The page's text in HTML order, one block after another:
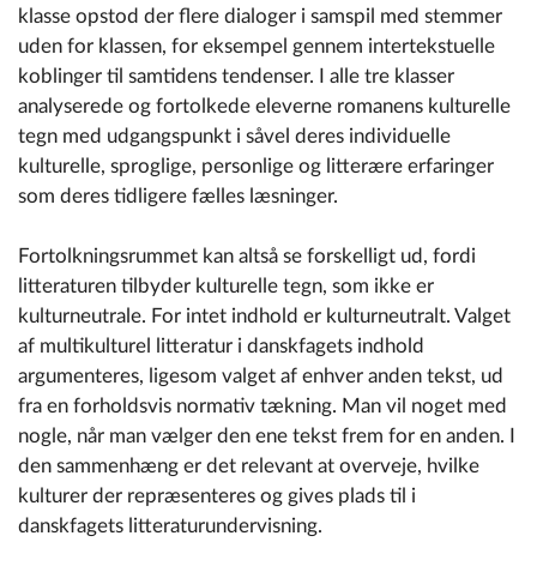
klasse opstod der flere dialoger i samspil med stemmer
uden for klassen, for eksempel gennem intertekstuelle
koblinger til samtidens tendenser. I alle tre klasser
analyserede og fortolkede eleverne romanens kulturelle
tegn med udgangspunkt i såvel deres individuelle
kulturelle, sproglige, personlige og litterære erfaringer
som deres tidligere fælles læsninger.
Fortolkningsrummet kan altså se forskelligt ud, fordi
litteraturen tilbyder kulturelle tegn, som ikke er
kulturneutrale. For intet indhold er kulturneutralt. Valget
af multikulturel litteratur i danskfagets indhold
argumenteres, ligesom valget af enhver anden tekst, ud
fra en forholdsvis normativ tækning. Man vil noget med
nogle, når man vælger den ene tekst frem for en anden. I
den sammenhæng er det relevant at overveje, hvilke
kulturer der repræsenteres og gives plads til i
danskfagets litteraturundervisning.